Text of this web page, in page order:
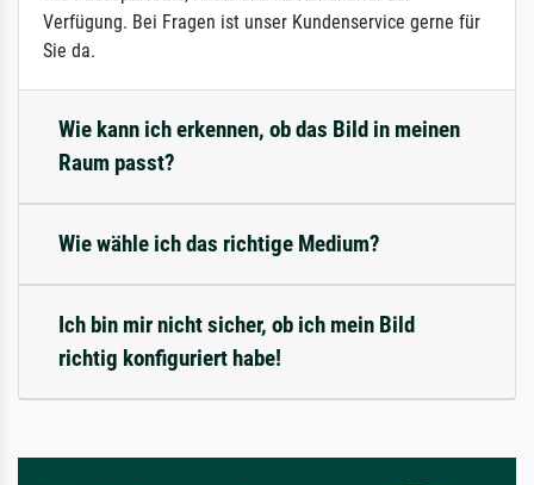
Verfügung. Bei Fragen ist unser Kundenservice gerne für
Sie da.
Wie kann ich erkennen, ob das Bild in meinen
Raum passt?
Wie wähle ich das richtige Medium?
Ich bin mir nicht sicher, ob ich mein Bild
richtig konfiguriert habe!